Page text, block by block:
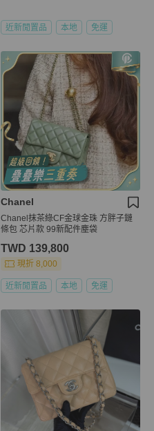
近新閒置品 本地 免運
Chanel
Chanel抹茶綠CF金球金珠 方胖子鏈
條包 芯片款 99新配件塵袋
TWD 139,800
現折 8,000
近新閒置品 本地 免運